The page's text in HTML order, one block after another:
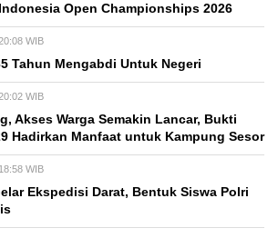
Open Championships 2026
WIB
Tahun Mengabdi Untuk Negeri
WIB
Akses Warga Semakin Lancar, Bukti
Hadirkan Manfaat untuk Kampung Sesor
WIB
Ekspedisi Darat, Bentuk Siswa Polri